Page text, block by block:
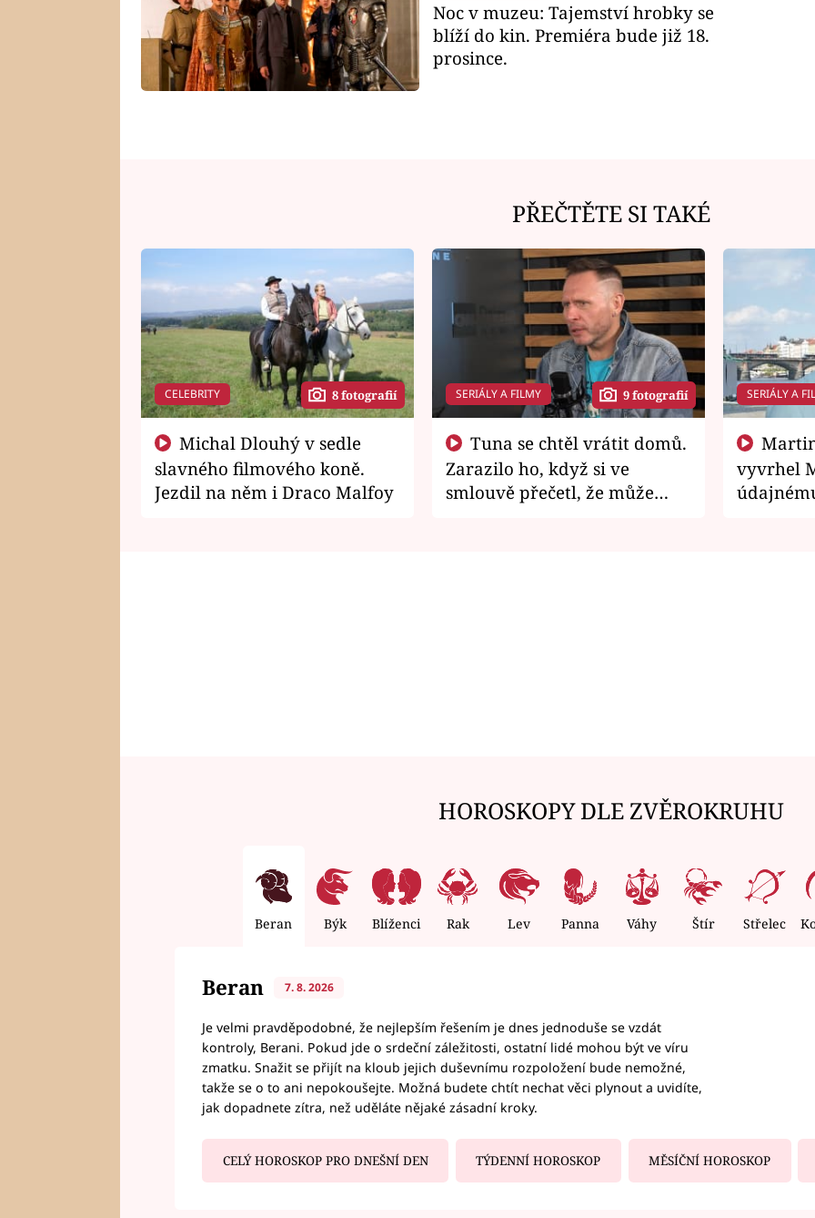
Noc v muzeu: Tajemství hrobky se
blíží do kin. Premiéra bude již 18.
prosince.
PŘEČTĚTE SI TAKÉ
CELEBRITY 8 fotografií
slavného filmového koně.
Jezdil na něm i Draco Malfoy
SERIÁLY A FILMY 9 fotografií
Zarazilo ho, když si ve
smlouvě přečetl, že může
SERIÁLY A
vyvrhel
HOROSKOPY DLE ZVĚROKRUHU
Beran Býk Blíženci Rak Lev Panna Váhy Štír Střelec
Beran 7. 8. 2026
Je velmi pravděpodobné, že nejlepším řešením je dnes jednoduše se vzdát
kontroly, Berani. Pokud jde o srdeční záležitosti, ostatní lidé mohou být ve víru
zmatku. Snažit se přijít na kloub jejich duševnímu rozpoložení bude nemožné,
takže se o to ani nepokoušejte. Možná budete chtít nechat věci plynout a uvidíte,
jak dopadnete zítra, než uděláte nějaké zásadní kroky.
CELÝ HOROSKOP PRO DNEŠNÍ DEN TÝDENNÍ HOROSKOP MĚSÍČNÍ HOROSKOP